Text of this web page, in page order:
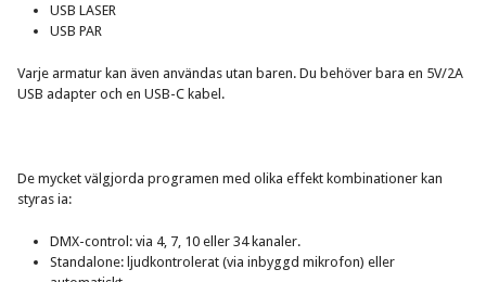
USB LASER
USB PAR
Varje armatur kan även användas utan baren. Du behöver bara en 5V/2A
USB adapter och en USB-C kabel.
De mycket välgjorda programen med olika effekt kombinationer kan
styras ia:
DMX-control: via 4, 7, 10 eller 34 kanaler.
Standalone: ljudkontrolerat (via inbyggd mikrofon) eller